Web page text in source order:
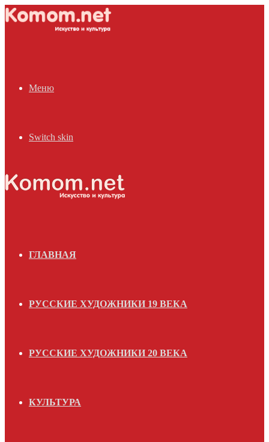
Меню
Switch skin
ГЛАВНАЯ
РУССКИЕ ХУДОЖНИКИ 19 ВЕКА
РУССКИЕ ХУДОЖНИКИ 20 ВЕКА
КУЛЬТУРА